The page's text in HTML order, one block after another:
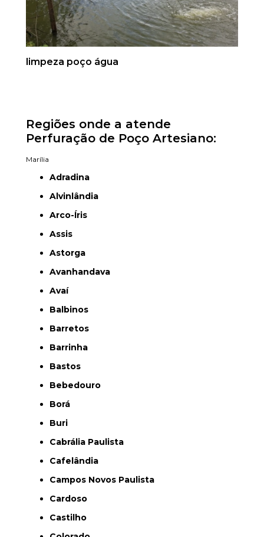
limpeza poço água
Regiões onde a atende
Perfuração de Poço Artesiano:
Marília
Adradina
Alvinlândia
Arco-Íris
Assis
Astorga
Avanhandava
Avaí
Balbinos
Barretos
Barrinha
Bastos
Bebedouro
Borá
Buri
Cabrália Paulista
Cafelândia
Campos Novos Paulista
Cardoso
Castilho